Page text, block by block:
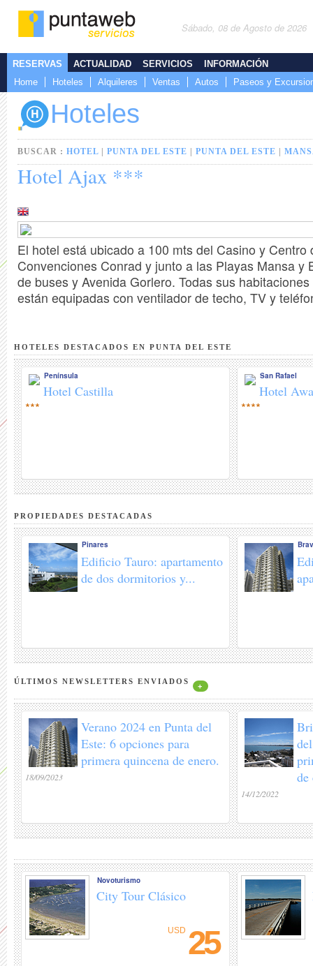
Sábado, 08 de Agosto de 2026
RESERVAS
Home
Hoteles Alquileres Ventas Autos Paseos y
ACTUALIDAD SERVICIOS INFORMACIÓN
Hoteles
BUSCAR : HOTEL PUNTA DEL ESTE PUNTA DEL ESTE
Hotel Ajax ***
El hotel está ubicado a 100 mts del Casino y Centro
Convenciones Conrad y junto a las Playas Mansa y
de buses y Avenida Gorlero. Todas sus
están equipadas con ventilador de techo, TV y
HOTELES DESTACADOS EN PUNTA DEL ESTE
Península
Hotel Castilla
***
San Rafael
Hotel
****
PROPIEDADES DESTACADAS
Pinares
Edificio Tauro: apartamento
de dos dormitorios y...
ÚLTIMOS NEWSLETTERS ENVIADOS
+
Verano 2024 en Punta del
Este: 6 opciones para
primera quincena de enero.
18/09/2023
de
14/12/2022
Novoturismo
City Tour Clásico
USD 25